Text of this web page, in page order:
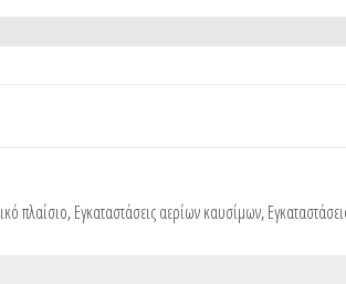
πλαίσιο,Εγκαταστάσεις αερίων καυσίμων,